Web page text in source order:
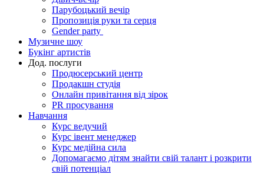
Парубоцький вечір
Пропозиція руки та серця
Gender party
Музичне шоу
Букінг артистів
Дод. послуги
Продюсерський центр
Продакшн студія
Онлайн привітання від зірок
PR просування
Навчання
Курс ведучий
Курс івент менеджер
Курс медійна сила
Допомагаємо дітям знайти свій талант і розкрити
свій потенціал